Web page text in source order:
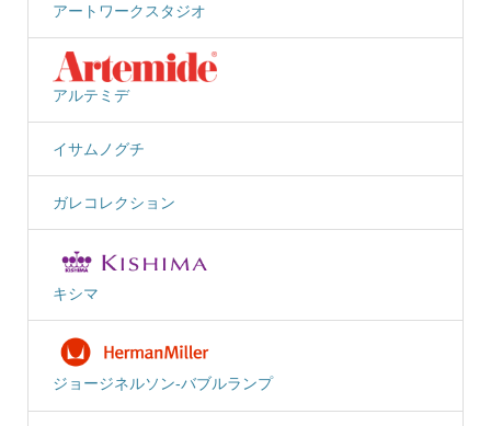
アートワークスタジオ
アルテミデ
イサムノグチ
ガレコレクション
キシマ
ジョージネルソン-バブルランプ